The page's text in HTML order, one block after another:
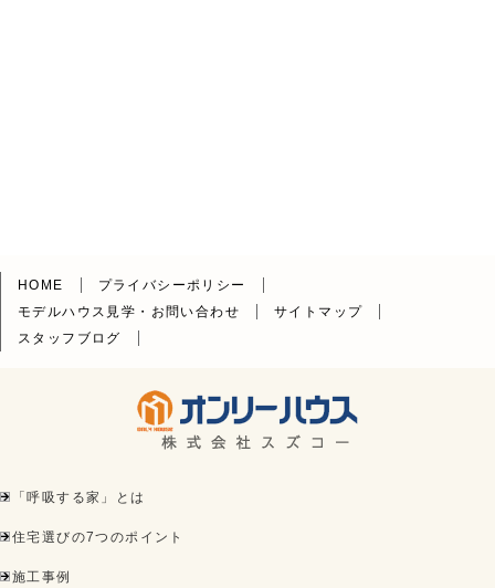
HOME
プライバシーポリシー
モデルハウス見学・お問い合わせ
サイトマップ
スタッフブログ
「呼吸する家」とは
住宅選びの7つのポイント
施工事例